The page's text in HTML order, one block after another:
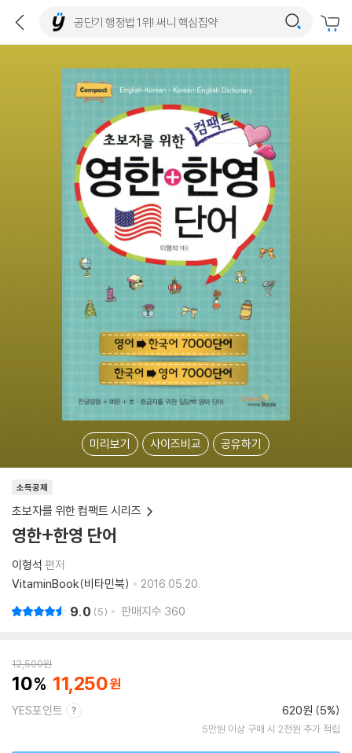
미리보기 사이즈비교 공유하기
소득공제
초보자를 위한 컴팩트 시리즈
영한+한영 단어
이형석 편저
VitaminBook(비타민북)
2016.05.20.
9.0 5 판매지수 360
12,500원
10 11,250
YES포인트 620원 (5%)
5만원 이상 구매 시 2천원 추가 적립